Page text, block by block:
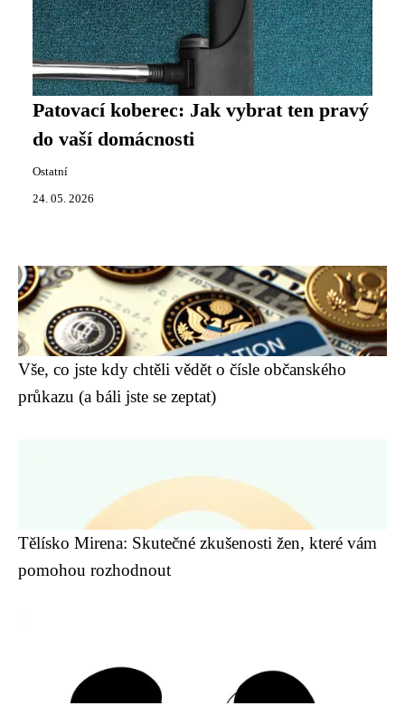
Patovací koberec: Jak vybrat ten pravý
do vaší domácnosti
Ostatní
24. 05. 2026
Vše, co jste kdy chtěli vědět o čísle občanského
průkazu (a báli jste se zeptat)
Tělísko Mirena: Skutečné zkušenosti žen, které vám
pomohou rozhodnout